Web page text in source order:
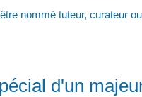
nommé tuteur, curateur
d'un